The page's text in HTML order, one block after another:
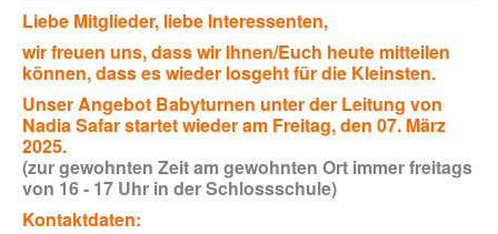
Liebe Mitglieder, liebe Interessenten,
wir freuen uns, dass wir Ihnen/Euch heute mitteilen
können, dass es wieder losgeht für die Kleinsten.
Unser Angebot Babyturnen unter der Leitung von
Nadia Safar startet wieder am Freitag, den 07. März
2025.
(zur gewohnten Zeit am gewohnten Ort immer freitags
von 16 - 17 Uhr in der Schlossschule)
Kontaktdaten: